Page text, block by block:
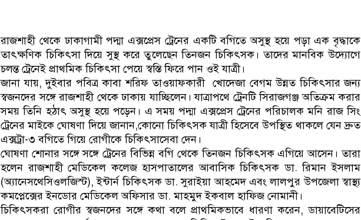
রাজশাহী থেকে ঢাকাগামী পদ্মা এক্সপ্রেস ট্রেনের একটি বগিতে অসুস্থ হয়ে পড়া এক বৃদ্ধাকে
তাৎক্ষণিক চিকিৎসা দিয়ে সুস্থ করে তুলেছেন তিনজন চিকিৎসক। তাদের মানবিক উদ্যোগে
চলন্ত ট্রেনেই প্রাথমিক চিকিৎসা পেয়ে স্বস্তি ফিরে পান ওই যাত্রী।
জানা যায়, দুইবার পবিত্র কাবা শরিফ তাওয়াফকারী খোদেজা বেগম উন্নত চিকিৎসার জন্য
স্বজনদের সঙ্গে রাজশাহী থেকে ঢাকায় যাচ্ছিলেন। যাত্রাপথে ট্রেনটি সিরাজগঞ্জ অতিক্রম করার
সময় তিনি হঠাৎ অসুস্থ হয়ে পড়েন। এ সময় পদ্মা এক্সপ্রেস ট্রেনের পরিচালক মনি রাজ সিং
ট্রেনের মাইকে ঘোষণা দিয়ে জানান,কোনো চিকিৎসক যাত্রী হিসেবে উপস্থিত থাকলে যেন দ্রুত
এক্সট্রা-৩ বগিতে গিয়ে রোগীকে চিকিৎসাসেবা দেন।
ঘোষণা শোনার সঙ্গে সঙ্গে ট্রেনের বিভিন্ন বগি থেকে তিনজন চিকিৎসক এগিয়ে আসেন। তারা
হলেন রাজশাহী মেডিকেল কলেজ হাসপাতালের আবাসিক চিকিৎসক ডা. রিমান ইসলাম
(অ্যানেসথেসিওলজিস্ট), ইন্টার্ন চিকিৎসক ডা. সুরাইয়া আহমেদ এবং লালপুর উপজেলা স্বাস্থ্য
কমপ্লেক্সের ইনডোর মেডিকেল অফিসার ডা. মাহমুদ ইকবাল হাফিজ নোমানী।
চিকিৎসকরা রোগীর স্বজনদের সঙ্গে কথা বলে প্রাথমিকভাবে ধারণা করেন, ডায়াবেটিসের